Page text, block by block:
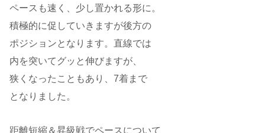
ペースも速く、少し置かれる形に。
積極的に促していきますが後方の
ポジションとなります。直線では
内を突いてグッと伸びますが、
狭くなったこともあり、7着まで
となりました。
距離短縮＆昇級戦でペースについて